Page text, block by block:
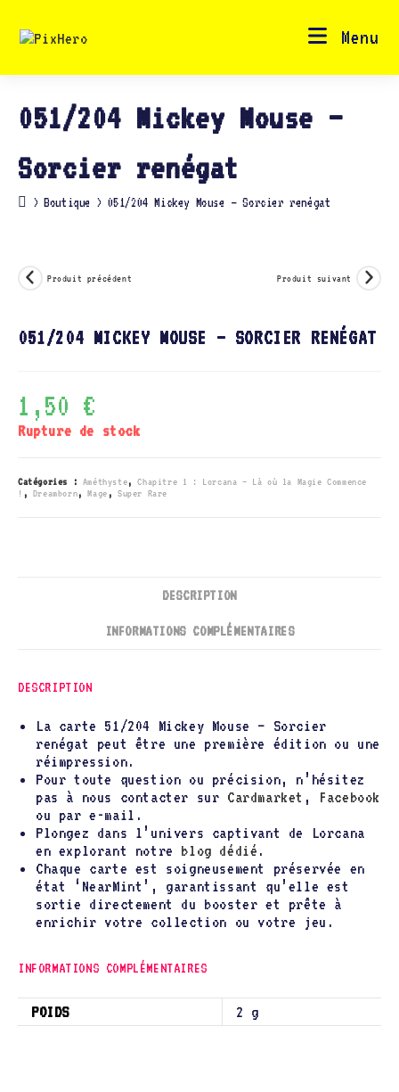
content
Menu
051/204 Mickey Mouse –
Sorcier renégat
> Boutique > 051/204 Mickey Mouse – Sorcier renégat
Produit précédent Produit suivant
051/204 MICKEY MOUSE – SORCIER RENÉGAT
1,50 €
Rupture de stock
Catégories : Améthyste,Chapitre 1 : Lorcana – Là où la Magie Commence
! , Dreamborn,Mage ,Super Rare
DESCRIPTION
INFORMATIONS COMPLÉMENTAIRES
DESCRIPTION
La carte 51/204 Mickey Mouse – Sorcier
renégat peut être une première édition ou une
réimpression.
Pour toute question ou précision, n’hésitez
pas à nous contacter sur Cardmarket , Facebook
ou par e-mail.
Plongez dans l’univers captivant de Lorcana
en explorant notre blog dédié .
Chaque carte est soigneusement préservée en
état ‘NearMint’, garantissant qu’elle est
sortie directement du booster et prête à
enrichir votre collection ou votre jeu.
INFORMATIONS COMPLÉMENTAIRES
POIDS 2 g